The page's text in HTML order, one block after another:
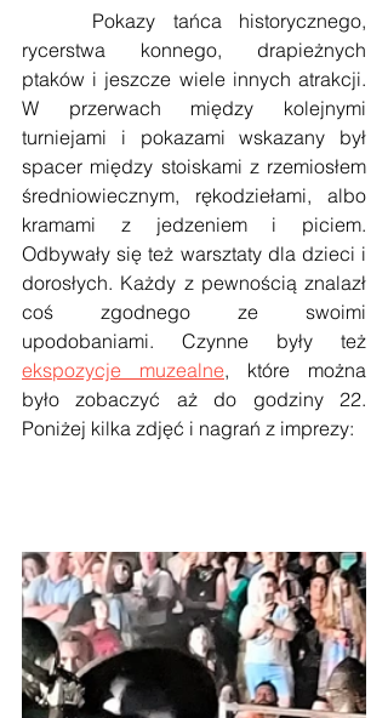
rycerstwa konnego, drapieżnych
ptaków i jeszcze wiele innych atrakcji.
W przerwach między kolejnymi
turniejami i pokazami wskazany był
spacer między stoiskami z rzemiosłem
średniowiecznym, rękodziełami, albo
kramami z jedzeniem i piciem.
Odbywały się też warsztaty dla dzieci i
dorosłych. Każdy z pewnością znalazł
coś zgodnego ze swoimi
ekspozycje muzealne, które można
było zobaczyć aż do godziny 22.
Poniżej kilka zdjęć i nagrań z imprezy: